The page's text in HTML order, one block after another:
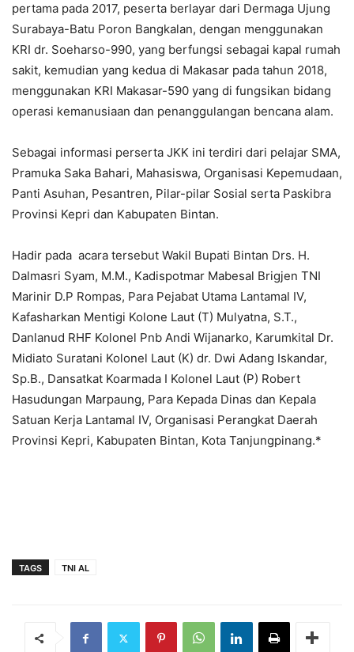
pertama pada 2017, peserta berlayar dari Dermaga Ujung
Surabaya-Batu Poron Bangkalan, dengan menggunakan
KRI dr. Soeharso-990, yang berfungsi sebagai kapal rumah
sakit, kemudian yang kedua di Makasar pada tahun 2018,
menggunakan KRI Makasar-590 yang di fungsikan bidang
operasi kemanusiaan dan penanggulangan bencana alam.
Sebagai informasi perserta JKK ini terdiri dari pelajar SMA,
Pramuka Saka Bahari, Mahasiswa, Organisasi Kepemudaan,
Panti Asuhan, Pesantren, Pilar-pilar Sosial serta Paskibra
Provinsi Kepri dan Kabupaten Bintan.
Hadir pada acara tersebut Wakil Bupati Bintan Drs. H.
Dalmasri Syam, M.M., Kadispotmar Mabesal Brigjen TNI
Marinir D.P Rompas, Para Pejabat Utama Lantamal IV,
Kafasharkan Mentigi Kolone Laut (T) Mulyatna, S.T.,
Danlanud RHF Kolonel Pnb Andi Wijanarko, Karumkital Dr.
Midiato Suratani Kolonel Laut (K) dr. Dwi Adang Iskandar,
Sp.B., Dansatkat Koarmada I Kolonel Laut (P) Robert
Hasudungan Marpaung, Para Kepada Dinas dan Kepala
Satuan Kerja Lantamal IV, Organisasi Perangkat Daerah
Provinsi Kepri, Kabupaten Bintan, Kota Tanjungpinang.*
TAGS TNI AL